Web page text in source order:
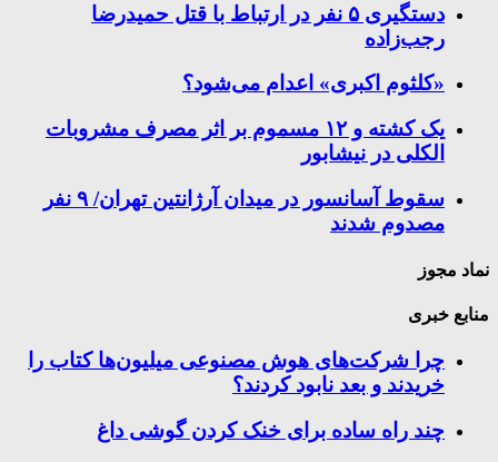
دستگیری ۵ نفر در ارتباط با قتل حمیدرضا
رجب‌زاده
«کلثوم اکبری» اعدام می‌شود؟
یک کشته و ۱۲ مسموم بر اثر مصرف مشروبات
الکلی در نیشابور
سقوط آسانسور در میدان آرژانتین تهران/ ۹ نفر
مصدوم شدند
نماد مجوز
منابع خبری
چرا شرکت‌های هوش مصنوعی میلیون‌ها کتاب را
خریدند و بعد نابود کردند؟
چند راه‌ ساده برای خنک کردن گوشی داغ